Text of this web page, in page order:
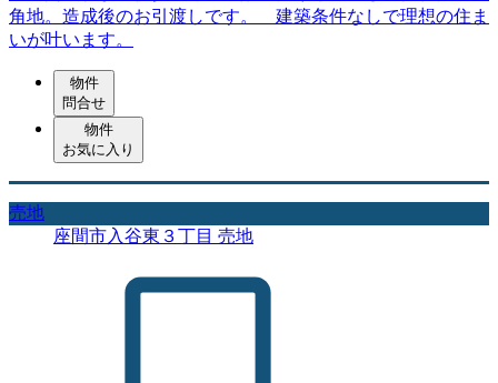
角地。造成後のお引渡しです。 建築条件なしで理想の住ま
いが叶います。
物件
問合せ
物件
お気に入り
売地
座間市入谷東３丁目 売地